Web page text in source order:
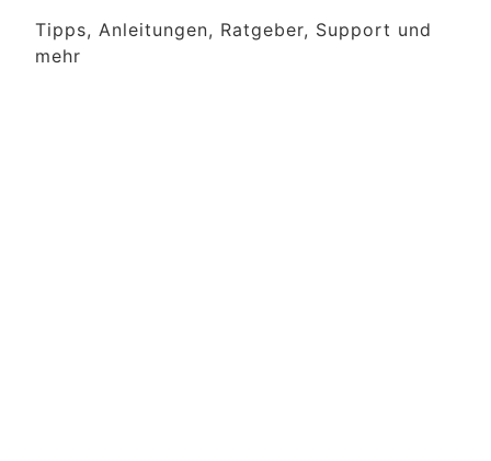
Tipps, Anleitungen, Ratgeber, Support und
mehr